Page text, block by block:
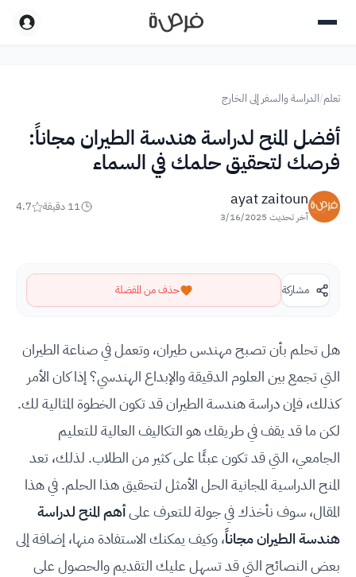
تعلم/الدراسة والسفر إلى الخارج
أفضل المنح لدراسة هندسة الطيران مجاناً:
فرصك لتحقيق حلمك في السماء
ayat zaitoun
آخر تحديث 3/16/2025
11 دقيقة 4.7
مشاركة حذف من المفضلة
هل تحلم بأن تصبح مهندس طيران، وتعمل في صناعة الطيران
التي تجمع بين العلوم الدقيقة والإبداع الهندسي؟ إذا كان الأمر
كذلك، فإن دراسة هندسة الطيران قد تكون الخطوة المثالية لك.
لكن ما قد يقف في طريقك هو التكاليف العالية للتعليم
الجامعي، التي قد تكون عبئًا على كثير من الطلاب. لذلك، تعد
المنح الدراسية المجانية الحل الأمثل لتحقيق هذا الحلم. في هذا
المقال، سوف نأخذك في جولة للتعرف علىأهم المنح لدراسة
هندسة الطيران مجاناً، وكيف يمكنك الاستفادة منها، إضافة إلى
بعض النصائح التي قد تسهل عليك التقديم والحصول على